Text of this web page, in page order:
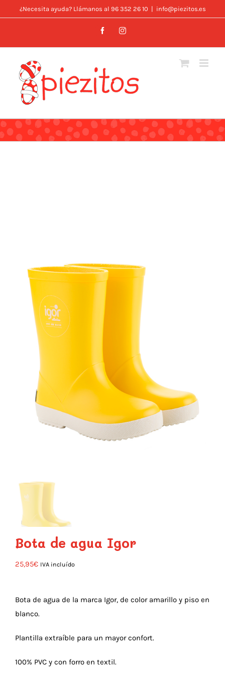
to
¿Necesita ayuda? Llámanos al 96 352 26 10 | info@piezitos.es
FacebookInstagram
Bota de agua Igor
25,95€ IVA incluído
Bota de agua de la marca Igor, de color amarillo y piso en
blanco.
Plantilla extraíble para un mayor confort.
100% PVC y con forro en textil.